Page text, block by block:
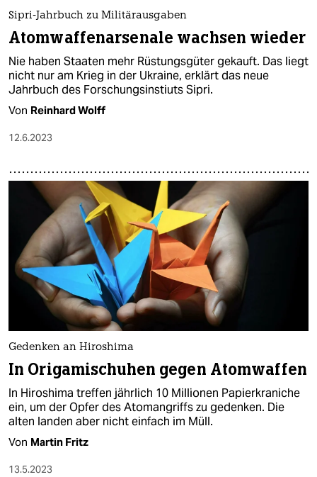
Sipri-Jahrbuch zu Militärausgaben
Atomwaffenarsenale wachsen wieder
Nie haben Staaten mehr Rüstungsgüter gekauft. Das liegt
nicht nur am Krieg in der Ukraine, erklärt das neue
Jahrbuch des Forschungsinstiuts Sipri.
Von Reinhard Wolff
12.6.2023
Gedenken an Hiroshima
In Origamischuhen gegen Atomwaffen
In Hiroshima treffen jährlich 10 Millionen Papierkraniche
ein, um der Opfer des Atomangriffs zu gedenken. Die
alten landen aber nicht einfach im Müll.
Von Martin Fritz
13.5.2023